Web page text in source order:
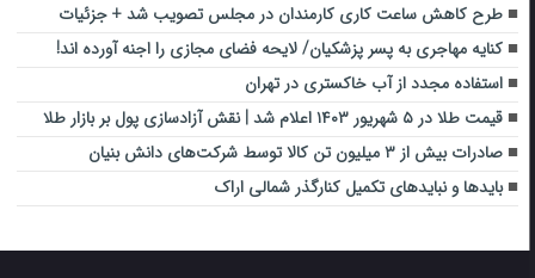
طرح کاهش ساعت کاری کارمندان در مجلس تصویب شد + جزئیات
کنایه مهاجری به پسر پزشکیان/ لایحه فضای مجازی را اجنه آورده اند!
استفاده مجدد از آب خاکستری در تهران
قیمت طلا در ۵ شهریور ۱۴۰۳ اعلام شد | نقش آزادسازی پول بر بازار طلا
صادرات بیش از ۳ میلیون تن کالا توسط شرکت‌های دانش بنیان
بایدها و نبایدهای تکمیل کنارگذر شمالی اراک